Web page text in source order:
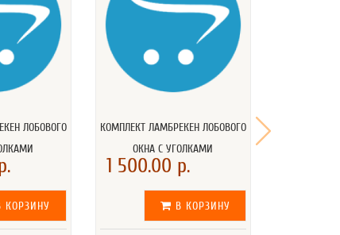
ЛОБОВОГО
КОРЗИНУ
КОМПЛЕКТ ЛАМБРЕКЕН ЛОБОВОГО
ОКНА С УГОЛКАМИ
1 500.00 р.
В КОРЗИНУ